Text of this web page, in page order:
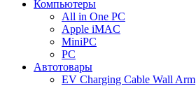
Компьютеры
All in One PC
Apple iMAC
MiniPC
PC
Автотовары
EV Charging Cable Wall Arm